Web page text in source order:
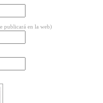
publicará en la web)